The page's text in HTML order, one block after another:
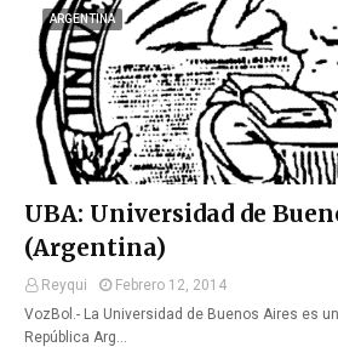
ARGENTINA
UBA: Universidad de
(Argentina)
Reyqui
Febrero 12, 2014
VozBol.- La Universidad de Buenos Aires es
República Arg…